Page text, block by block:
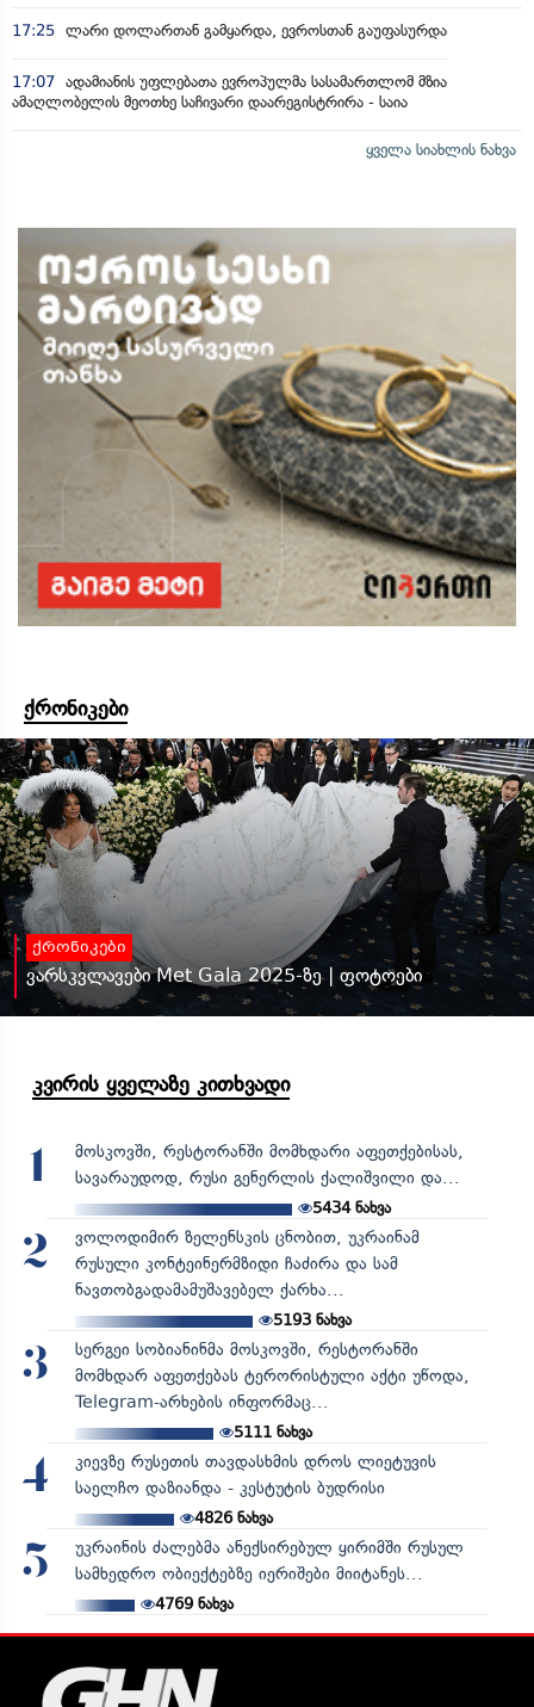
17:25 ლარი დოლართან გამყარდა, ევროსთან გაუფასურდა
17:07 ადამიანის უფლებათა ევროპულმა სასამართლომ მზია
ამაღლობელის მეოთხე საჩივარი დაარეგისტრირა - საია
ყველა სიახლის ნახვა
ქრონიკები
ქრონიკები
ვარსკვლავები Met Gala 2025-ზე | ფოტოები
კვირის ყველაზე კითხვადი
1
მოსკოვში, რესტორანში მომხდარი აფეთქებისას,
სავარაუდოდ, რუსი გენერლის ქალიშვილი და...
5434ნახვა
2
ვოლოდიმირ ზელენსკის ცნობით, უკრაინამ
რუსული კონტეინერმზიდი ჩაძირა და სამ
ნავთობგადამამუშავებელ ქარხა...
5193ნახვა
3
სერგეი სობიანინმა მოსკოვში, რესტორანში
მომხდარ აფეთქებას ტერორისტული აქტი უწოდა,
Telegram-არხების ინფორმაც...
5111ნახვა
4
კიევზე რუსეთის თავდასხმის დროს ლიეტუვის
საელჩო დაზიანდა - კესტუტის ბუდრისი
4826ნახვა
5
უკრაინის ძალებმა ანექსირებულ ყირიმში რუსულ
სამხედრო ობიექტებზე იერიშები მიიტანეს...
4769ნახვა